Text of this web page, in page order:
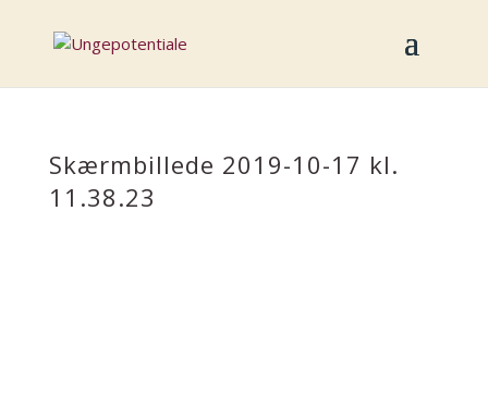
Skærmbillede 2019-10-17 kl.
11.38.23